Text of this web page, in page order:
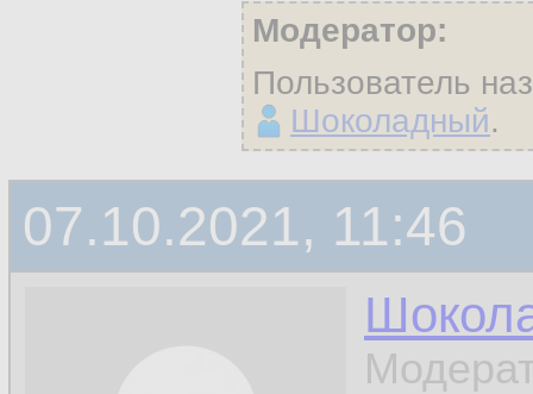
Модератор:
Пользователь
Шоколадный.
07.10.2021, 11:46